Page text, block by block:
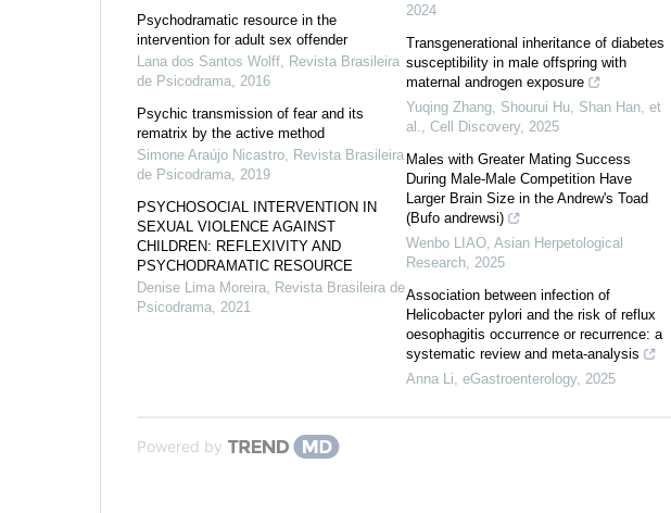
Psychodramatic resource in the
intervention for adult sex offender
Lana dos Santos Wolff
Revista Brasileira
de Psicodrama 2016
Psychic transmission of fear and its
rematrix by the active method
Simone Araújo Nicastro
Revista Brasileira
de Psicodrama 2019
PSYCHOSOCIAL INTERVENTION IN
SEXUAL VIOLENCE AGAINST
CHILDREN: REFLEXIVITY AND
PSYCHODRAMATIC RESOURCE
Denise Lima Moreira
Revista Brasileira de
Psicodrama 2021
2024
Transgenerational inheritance of diabetes
susceptibility in male offspring with
maternal androgen exposure
Yuqing Zhang, Shourui Hu, Shan Han, et
al.
Cell Discovery, 2025
Males with Greater Mating Success
During Male-Male Competition Have
Larger Brain Size in the Andrew's Toad
(Bufo andrewsi)
Wenbo LIAO, Asian Herpetological
Research, 2025
Association between infection of
Helicobacter pylori and the risk of reflux
oesophagitis occurrence or recurrence: a
systematic review and meta-analysis
Anna Li eGastroenterology, 2025
Powered by